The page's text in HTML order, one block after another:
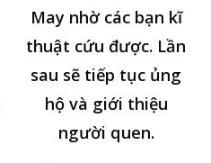
May nhờ các bạn kĩ
thuật cứu được. Lần
sau sẽ tiếp tục ủng
hộ và giới thiệu
người quen.